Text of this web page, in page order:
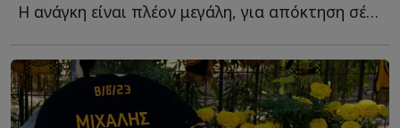
Η ανάγκη είναι πλέον μεγάλη, για απόκτηση σέντερ φορ α...